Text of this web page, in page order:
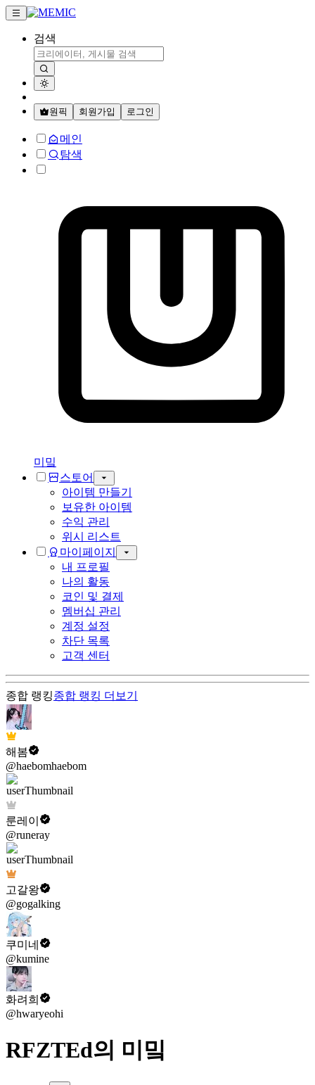
검색
원픽 회원가입 로그인
메인
탐색
미밐
스토어
아이템 만들기
보유한 아이템
수익 관리
위시 리스트
마이페이지
내 프로필
나의 활동
코인 및 결제
멤버십 관리
계정 설정
차단 목록
고객 센터
종합 랭킹종합 랭킹 더보기
해봄
@haebomhaebom
룬레이
@runeray
고갈왕
@gogalking
쿠미네
@kumine
화려희
@hwaryeohi
RFZTEd의 미밐